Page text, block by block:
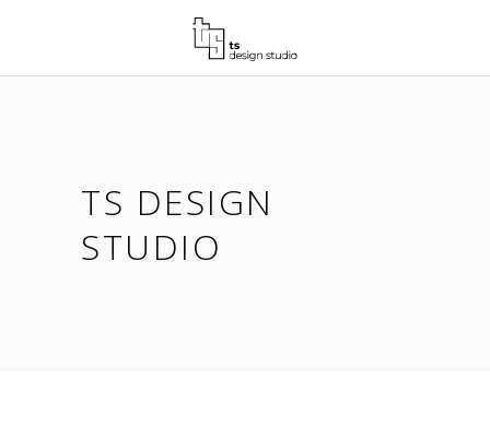
TS DESIGN
STUDIO